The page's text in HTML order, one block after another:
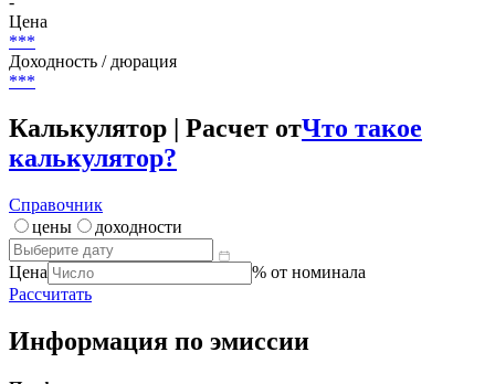
Страна риска
Молдова
Текущий купон
-
***
Доходность / дюрация
***
Калькулятор | Расчет от
калькулятор?
Справочник
цены
Цена
% от номинала